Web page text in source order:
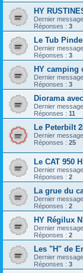
HY
Dernier
Réponses : 3
Le Tub
Dernier
Réponses : 3
HY camping
Dernier
Réponses : 3
Diorama
Dernier
Réponses : 11
Le Peterbilt
Dernier
Réponses : 25
Le CAT 950
Dernier
Réponses : 2
La grue du
Dernier
Réponses : 2
HY Régilux
Dernier
Réponses : 2
Les "H" de
Dernier
Réponses : 3